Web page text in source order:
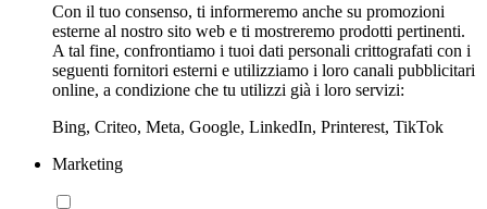
Con il tuo consenso, ti informeremo anche su promozioni
esterne al nostro sito web e ti mostreremo prodotti pertinenti.
A tal fine, confrontiamo i tuoi dati personali crittografati con i
seguenti fornitori esterni e utilizziamo i loro canali pubblicitari
online, a condizione che tu utilizzi già i loro servizi:
Bing, Criteo, Meta, Google, LinkedIn, Printerest, TikTok
Marketing